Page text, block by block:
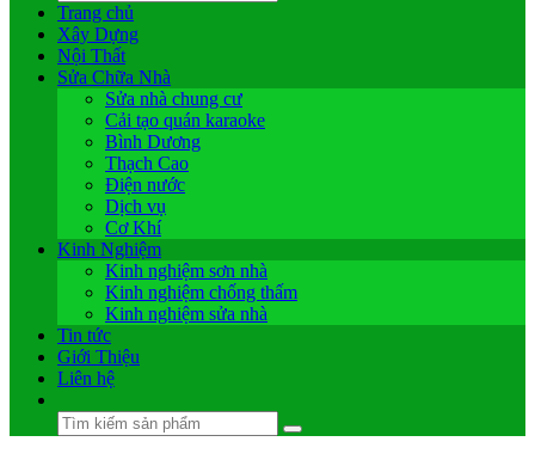
Trang chủ
Xây Dựng
Nội Thất
Sửa Chữa Nhà
Sửa nhà chung cư
Cải tạo quán karaoke
Bình Dương
Thạch Cao
Điện nước
Dịch vụ
Cơ Khí
Kinh Nghiệm
Kinh nghiệm sơn nhà
Kinh nghiệm chống thấm
Kinh nghiệm sửa nhà
Tin tức
Giới Thiệu
Liên hệ